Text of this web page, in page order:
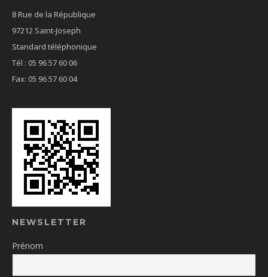
8 Rue de la République
97212 Saint-Joseph
Standard téléphonique
Tél : 05 96 57 60 06
Fax: 05 96 57 60 04
NEWSLETTER
Prénom